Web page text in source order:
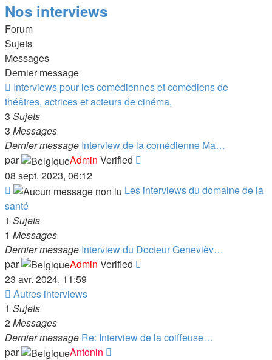
Nos interviews
Forum
Sujets
Messages
Dernier message
Flux
-
Interviews
pour
les
comédiennes
et
comédiens
de
théâtres,
actrices
et
acteurs
de
cinéma,
Interviews pour les comédiennes et comédiens de
théâtres, actrices et acteurs de cinéma,
3 Sujets
3 Messages
Dernier message Interview de la comédienne Ma…
par
Admin Verified
dernier
08 sept. 2023, 06:12
Flux
-
Les
interviews
du
domaine
de
la
santé
Les interviews du domaine de la
santé
1 Sujets
1 Messages
Dernier message Interview du Docteur Genevièv…
par
Admin Verified
23 avr. 2024, 11:59
Flux
-
Autres
interviews
Autres interviews
1 Sujets
2Messages
Dernier message Re: Interview de la coiffeuse…
par
Antonin